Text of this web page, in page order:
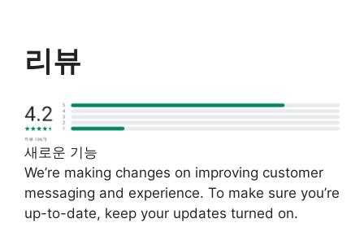
리뷰
새로운 기능
We’re making changes on improving customer
messaging and experience. To make sure you’re
up-to-date, keep your updates turned on.